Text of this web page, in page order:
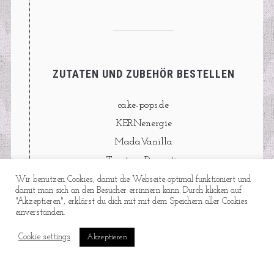
ZUTATEN UND ZUBEHÖR BESTELLEN
cake-pops.de
KERNenergie
MadaVanilla
Taart en Decoratie
Tortissimo
Wir benutzen Cookies, damit die Webseite optimal funktioniert und
damit man sich an den Besucher errinnern kann. Durch klicken auf
"Akzeptieren", erklärst du dich mit mit dem Speichern aller Cookies
einverstanden.
Cookie settings Akzeptieren